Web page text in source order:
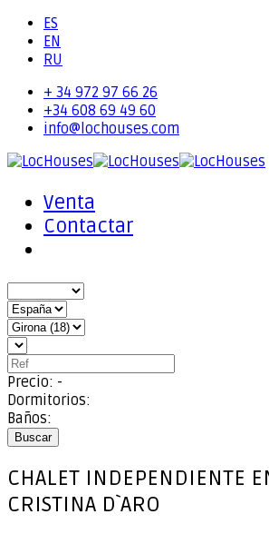
ES
EN
RU
+ 34 972 97 66 26
+34 608 69 49 60
info@lochouses.com
Venta
Contactar
Precio: -
Dormitorios:
Baños:
Buscar
CHALET INDEPENDIENTE
CRISTINA D`ARO